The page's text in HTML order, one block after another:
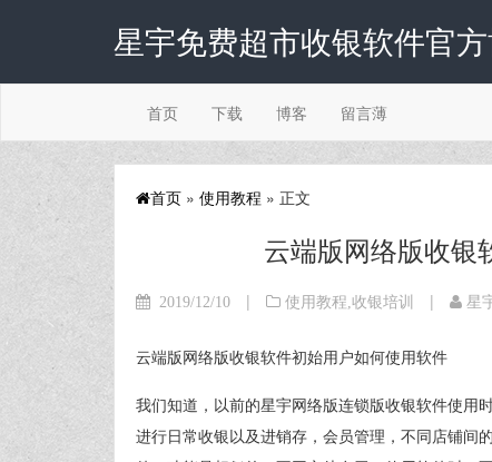
星宇免费超市收银软件官
首页 下载 博客 留言薄
首页 » 使用教程 » 正文
云端版网络版收银
2019/12/10 | 使用教程 收银培训 | 星
云端版网络版收银软件初始用户如何使用软件
我们知道，以前的星宇网络版连锁版收银软件使用
进行日常收银以及进销存，会员管理，不同店铺间